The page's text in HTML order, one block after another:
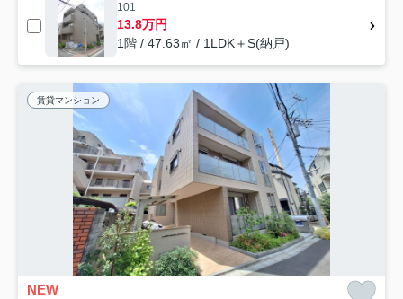
101
13.8万円
1階 / 47.63㎡ / 1LDK＋S(納戸)
賃貸マンション
NEW